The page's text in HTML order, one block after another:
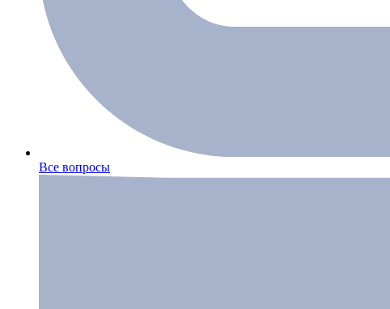
Все вопросы